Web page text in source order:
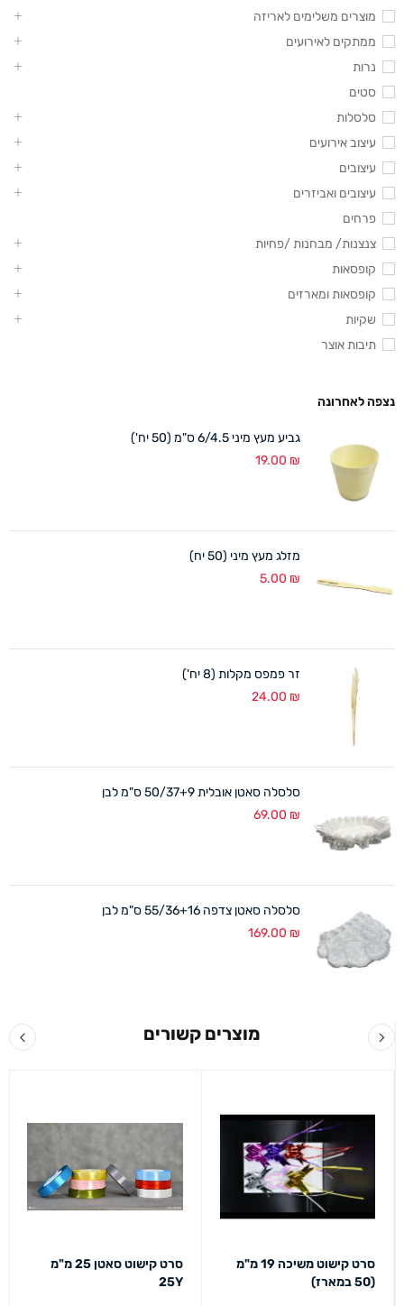
מוצרים משלימים לאריזה
ממתקים לאירועים
נרות
סטים
סלסלות
עיצוב אירועים
עיצובים
עיצובים ואביזרים
פרחים
צנצנות/ מבחנות /פחיות
קופסאות
קופסאות ומארזים
שקיות
תיבות אוצר
נצפה לאחרונה
גביע מעץ מיני 6/4.5 ס"מ (50 יח')
19.00 ₪
מזלג מעץ מיני (50 יח)
5.00 ₪
זר פמפס מקלות (8 יח')
24.00 ₪
סלסלה סאטן אובלית 50/37+9 ס"מ לבן
69.00 ₪
סלסלה סאטן צדפה 55/36+16 ס"מ לבן
169.00 ₪
מוצרים קשורים
סרט קישוט משיכה 19 מ"מ
(50 במארז)
סרט קישוט סאטן 25 מ"מ
25Y